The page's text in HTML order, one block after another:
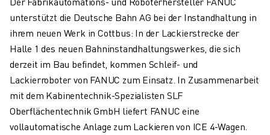
ROBODRILL VORBEUGENDE WARTUNG
ROBODRILL NACHHALTIGKEIT
ROBODRILL ROBOTER-PAKET
ROBODRILL BILDUNGSPAKET
ELEKTRISCHE SPRITZGUSSMASCHINEN
ROBOSHOT-FILTER
ROBOSHOT ELEKTRISCHE SPRITZGUSSMASCHINEN
ROBOSHOT HARDWARE
ROBOSHOT SOFTWARE
unterstützt die Deutsche Bahn AG bei der Instandhaltung in
ihrem neuen Werk in Cottbus: In der Lackierstrecke der
Halle 1 des neuen Bahninstandhaltungswerkes, die sich
derzeit im Bau befindet, kommen Schleif- und
Lackierroboter von FANUC zum Einsatz. In Zusammenarbeit
mit dem Kabinentechnik-Spezialisten SLF
Oberflächentechnik GmbH liefert FANUC eine
vollautomatische Anlage zum Lackieren von ICE 4-Wagen.